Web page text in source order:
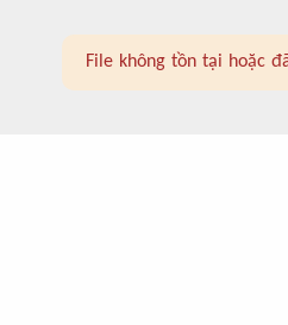
File không tồn tại hoặc